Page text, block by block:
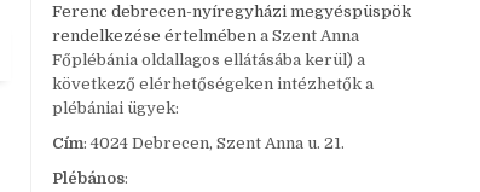
Ferenc debrecen-nyíregyházi megyéspüspök
rendelkezése értelmébena Szent Anna
Főplébánia oldallagos ellátásába kerül) a
következő elérhetőségeken intézhetők a
plébániai ügyek:
Cím: 4024 Debrecen, Szent Anna u. 21.
Plébános: